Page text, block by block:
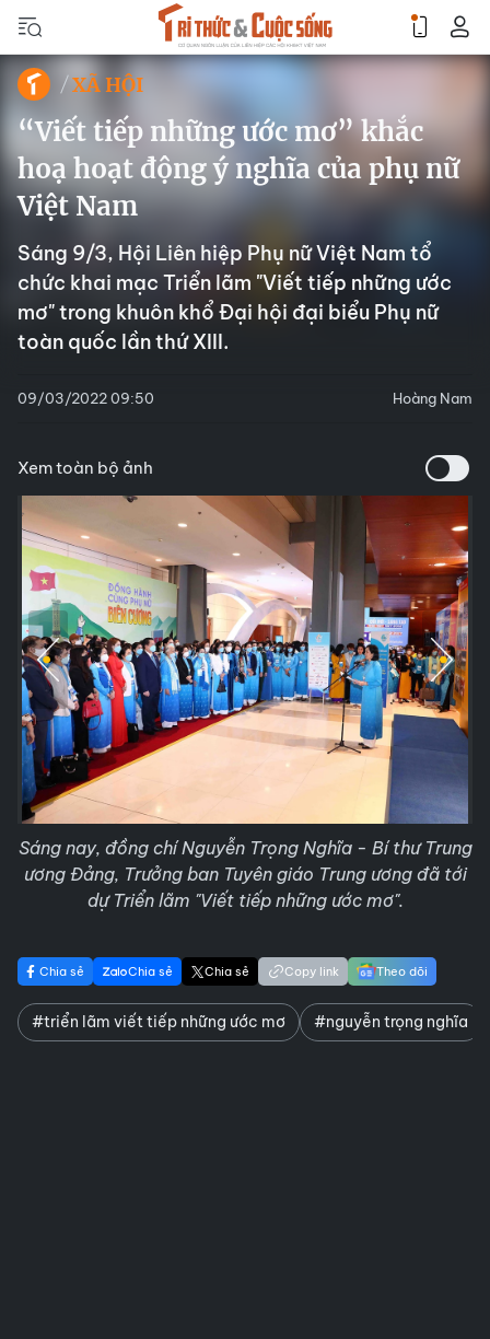
XÃ HỘI
“Viết tiếp những ước mơ” khắc
hoạ hoạt động ý nghĩa của phụ nữ
Việt Nam
Sáng 9/3, Hội Liên hiệp Phụ nữ Việt Nam tổ
chức khai mạc Triển lãm "Viết tiếp những ước
mơ" trong khuôn khổ Đại hội đại biểu Phụ nữ
toàn quốc lần thứ XIII.
09/03/2022 09:50 Hoàng Nam
Xem toàn bộ ảnh
Sáng nay, đồng chí Nguyễn Trọng Nghĩa - Bí thư Trung
ương Đảng, Trưởng ban Tuyên giáo Trung ương đã tới
dự Triển lãm "Viết tiếp những ước mơ".
Chia sẻ Chia sẻ Chia sẻ Copy link Theo dõi
#triển lãm viết tiếp những ước mơ #nguyễn trọng nghĩa